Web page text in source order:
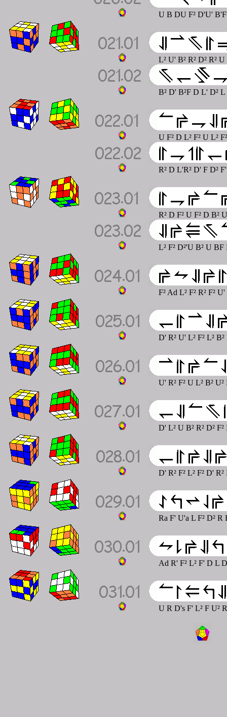
U B DU F² D'U'
L² U' B² R² D² R²
B² D' B²F D L' D²
U F² D L² F² U L²
R² D L'R² D' F D²
R² D F² U F² D B²
L² F² D²'U B² U
F² Ad L² F² R² F²
D' R² U' L² F² L²
U' R² F² U L² B²
D' L² U B² R² D²
D' R² F² L² F² D'
Ra F' U'a L F² D² R
Ad R' F² L² F' D L
U R D's F' L² F U²